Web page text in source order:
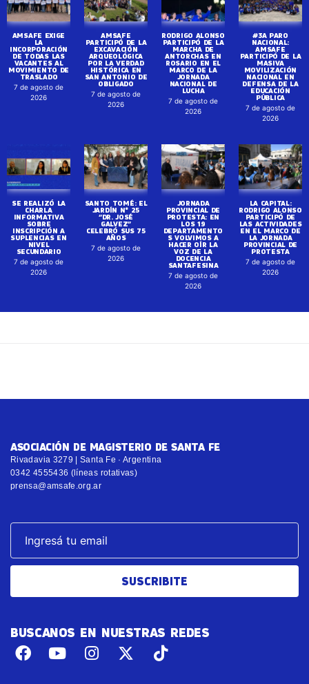
AMSAFE EXIGE
LA
INCORPORACIÓN
DE TODAS LAS
VACANTES AL
MOVIMIENTO DE
TRASLADO
7 de agosto de
2026
AMSAFE
PARTICIPÓ DE LA
EXCAVACIÓN
ARQUEOLÓGICA
POR LA VERDAD
HISTÓRICA EN
SAN ANTONIO DE
OBLIGADO
7 de agosto de
2026
RODRIGO ALONSO
PARTICIPÓ DE LA
MARCHA DE
ANTORCHAS EN
ROSARIO EN EL
MARCO DE LA
JORNADA
NACIONAL DE
LUCHA
7 de agosto de
2026
#3A PARO
NACIONAL:
AMSAFE
PARTICIPÓ DE LA
MASIVA
MOVILIZACIÓN
NACIONAL EN
DEFENSA DE LA
EDUCACIÓN
PÚBLICA
7 de agosto de
2026
SE REALIZÓ LA
CHARLA
INFORMATIVA
SOBRE
INSCRIPCIÓN A
SUPLENCIAS EN
NIVEL
SECUNDARIO
7 de agosto de
2026
SANTO TOMÉ: EL
JARDÍN N° 25
“DR. JOSÉ
GALVEZ”
CELEBRÓ SUS 75
AÑOS
7 de agosto de
2026
JORNADA
PROVINCIAL DE
PROTESTA: EN
LOS 19
DEPARTAMENTO
S VOLVIMOS A
HACER OÍR LA
VOZ DE LA
DOCENCIA
SANTAFESINA
7 de agosto de
2026
LA CAPITAL:
RODRIGO ALONSO
PARTICIPÓ DE
LAS ACTIVIDADES
EN EL MARCO DE
LA JORNADA
PROVINCIAL DE
PROTESTA
7 de agosto de
2026
ASOCIACIÓN DE MAGISTERIO DE SANTA FE
Rivadavia 3279 | Santa Fe · Argentina
0342 4555436 (líneas rotativas)
prensa@amsafe.org.ar
SUSCRIBITE
BUSCANOS EN NUESTRAS REDES